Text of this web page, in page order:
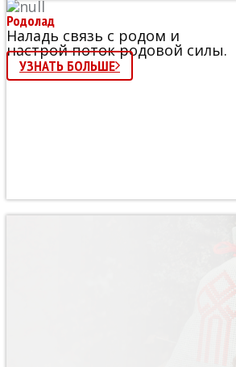
Родолад
Наладь связь с родом и
настрой поток родовой силы.
УЗНАТЬ БОЛЬШЕ